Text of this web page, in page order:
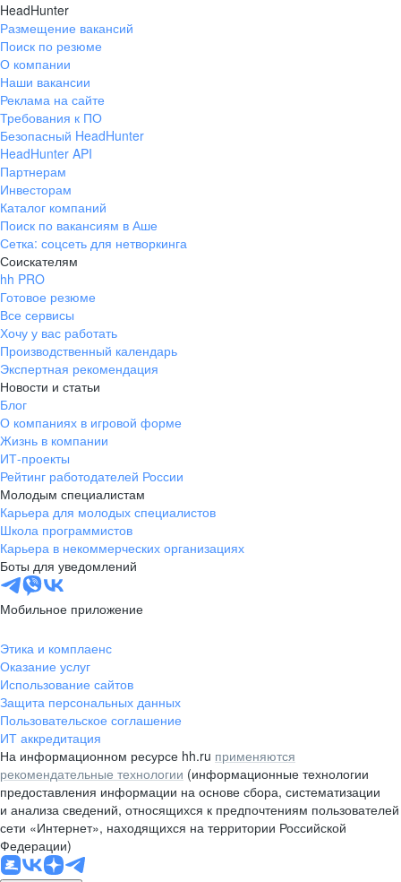
HeadHunter
Размещение вакансий
Поиск по резюме
О компании
Наши вакансии
Реклама на сайте
Требования к ПО
Безопасный HeadHunter
HeadHunter API
Партнерам
Инвесторам
Каталог компаний
Поиск по вакансиям в Аше
Сетка: соцсеть для нетворкинга
Соискателям
hh PRO
Готовое резюме
Все сервисы
Хочу у вас работать
Производственный календарь
Экспертная рекомендация
Новости и статьи
Блог
О компаниях в игровой форме
Жизнь в компании
ИТ-проекты
Рейтинг работодателей России
Молодым специалистам
Карьера для молодых специалистов
Школа программистов
Карьера в некоммерческих организациях
Боты для уведомлений
Мобильное приложение
Этика и комплаенс
Оказание услуг
Использование сайтов
Защита персональных данных
Пользовательское соглашение
ИТ аккредитация
На информационном ресурсе hh.ru применяются
рекомендательные технологии (информационные технологии
предоставления информации на основе сбора, систематизации
и анализа сведений, относящихся к предпочтениям пользователей
сети «Интернет», находящихся на территории Российской
Федерации)